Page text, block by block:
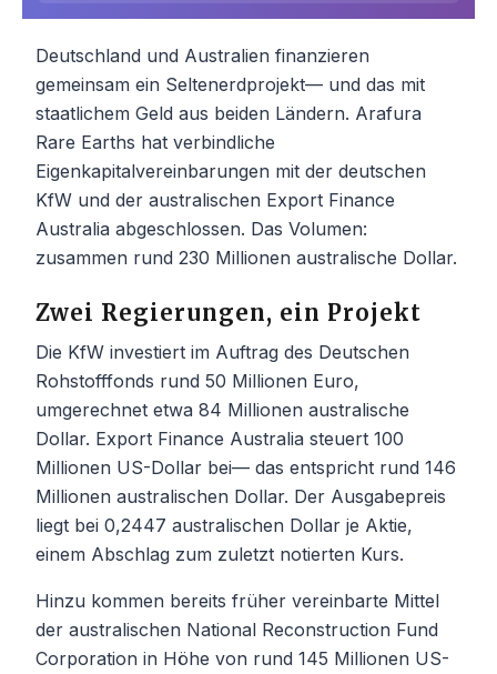
Deutschland und Australien finanzieren
gemeinsam ein Seltenerdprojekt— und das mit
staatlichem Geld aus beiden Ländern. Arafura
Rare Earths hat verbindliche
Eigenkapitalvereinbarungen mit der deutschen
KfW und der australischen Export Finance
Australia abgeschlossen. Das Volumen:
zusammen rund 230 Millionen australische Dollar.
Zwei Regierungen, ein Projekt
Die KfW investiert im Auftrag des Deutschen
Rohstofffonds rund 50 Millionen Euro,
umgerechnet etwa 84 Millionen australische
Dollar. Export Finance Australia steuert 100
Millionen US-Dollar bei— das entspricht rund 146
Millionen australischen Dollar. Der Ausgabepreis
liegt bei 0,2447 australischen Dollar je Aktie,
einem Abschlag zum zuletzt notierten Kurs.
Hinzu kommen bereits früher vereinbarte Mittel
der australischen National Reconstruction Fund
Corporation in Höhe von rund 145 Millionen US-